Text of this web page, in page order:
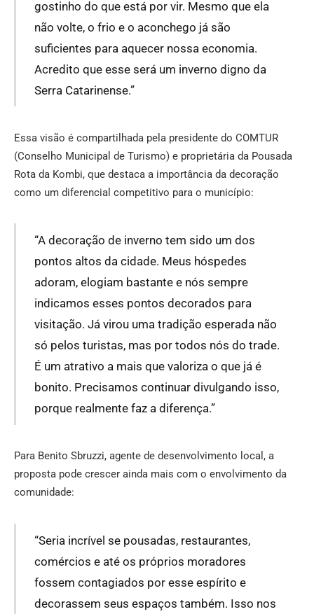
gostinho do que está por vir. Mesmo que ela
não volte, o frio e o aconchego já são
suficientes para aquecer nossa economia.
Acredito que esse será um inverno digno da
Serra Catarinense.”
Essa visão é compartilhada pela presidente do COMTUR
(Conselho Municipal de Turismo) e proprietária da Pousada
Rota da Kombi, que destaca a importância da decoração
como um diferencial competitivo para o município:
“A decoração de inverno tem sido um dos
pontos altos da cidade. Meus hóspedes
adoram, elogiam bastante e nós sempre
indicamos esses pontos decorados para
visitação. Já virou uma tradição esperada não
só pelos turistas, mas por todos nós do trade.
É um atrativo a mais que valoriza o que já é
bonito. Precisamos continuar divulgando isso,
porque realmente faz a diferença.”
Para Benito Sbruzzi, agente de desenvolvimento local, a
proposta pode crescer ainda mais com o envolvimento da
comunidade:
“Seria incrível se pousadas, restaurantes,
comércios e até os próprios moradores
fossem contagiados por esse espírito e
decorassem seus espaços também. Isso nos